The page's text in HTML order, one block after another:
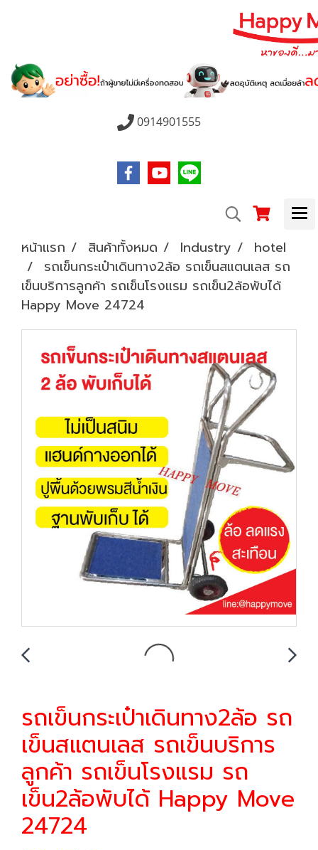
0914901555
หน้าแรก สินค้าทั้งหมด Industry
hotel
รถเข็นกระเป๋าเดินทาง2ล้อ รถเข็นสแตนเลส รถ
เข็นบริการลูกค้า รถเข็นโรงแรม รถเข็น2ล้อพับได้
Happy Move 24724
รถเข็นกระเป๋าเดินทาง2ล้อ รถ
เข็นสแตนเลส รถเข็นบริการ
ลูกค้า รถเข็นโรงแรม รถ
เข็น2ล้อพับได้ Happy Move
24724